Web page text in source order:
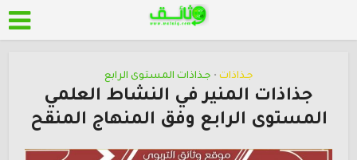
جـذاذات • جـذاذات المستوى الرابع
جذاذات المنير في النشاط العلمي
المستوى الرابع وفق المنهاج المنقح